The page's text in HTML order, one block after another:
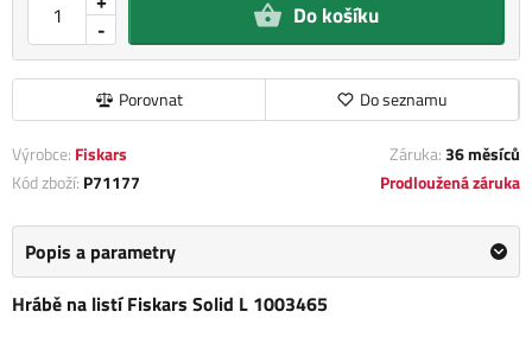
- Do košíku
Porovnat Do seznamu
Výrobce: Fiskars Záruka:36 měsíců
Kód zboží: P71177 Prodloužená záruka
Popis a parametry
Hrábě na listí Fiskars Solid L 1003465